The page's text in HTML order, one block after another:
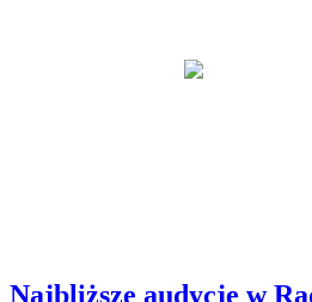
Najbliższe audycje w